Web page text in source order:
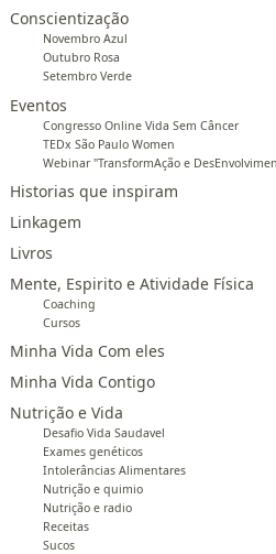
Conscientização
Novembro Azul
Outubro Rosa
Setembro Verde
Eventos
Congresso Online Vida Sem Câncer
TEDx São Paulo Women
Webinar "TransformAção e
Historias que inspiram
Linkagem
Livros
Mente, Espirito e Atividade Física
Coaching
Cursos
Minha Vida Com eles
Minha Vida Contigo
Nutrição e Vida
Desafio Vida Saudavel
Exames genéticos
Intolerâncias Alimentares
Nutrição e quimio
Nutrição e radio
Receitas
Sucos